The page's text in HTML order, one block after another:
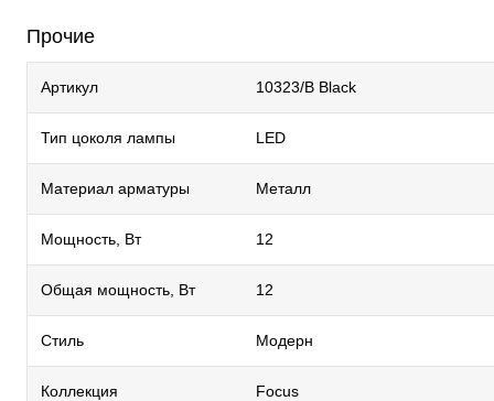
Прочие
Артикул 10323/B Black
Тип цоколя лампы LED
Материал арматуры Металл
Мощность, Вт 12
Общая мощность, Вт 12
Стиль Модерн
Коллекция Focus